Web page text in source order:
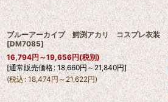
ブルーアーカイブ 鰐渕アカリ コスプレ衣装
[DM7085]
16,794円～19,656円(税別)
[通常販売価格: 18,660円～21,840円]
(税込: 18,474円～21,622円)